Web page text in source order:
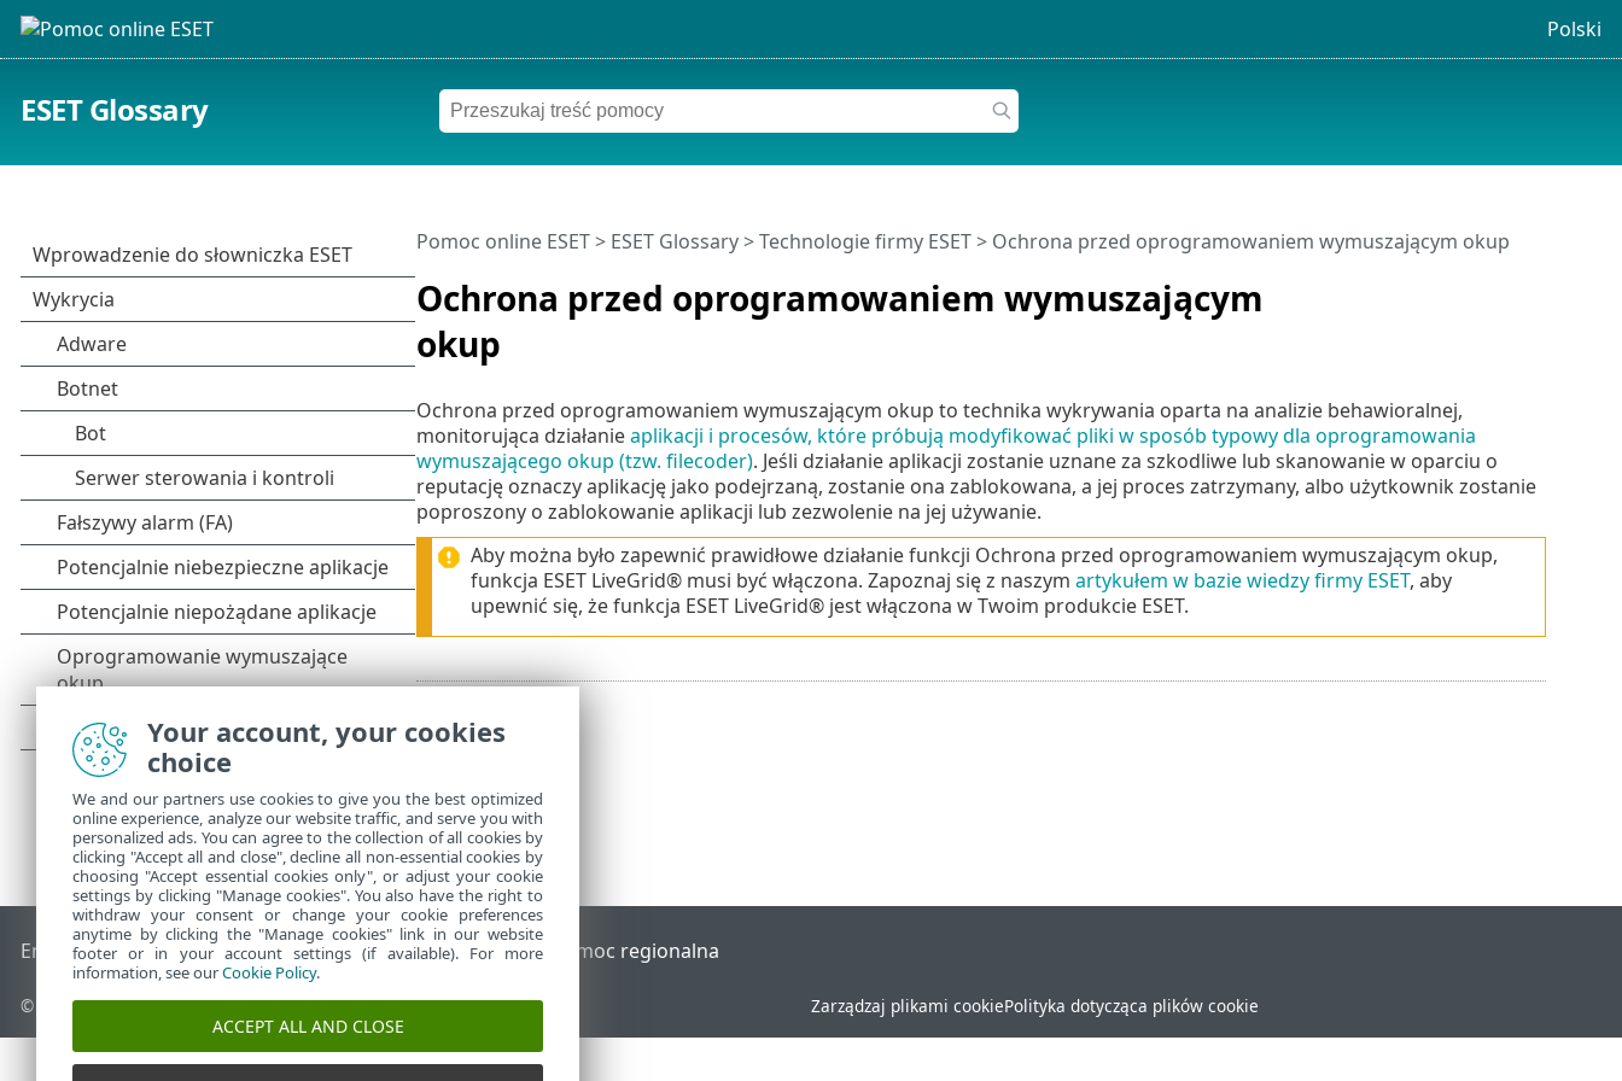
Polski
ESET Glossary
Ochrona przed oprogramowaniem wymuszającym
okup
Pomoc online ESET> ESET Glossary>Technologie firmy ESET > Ochrona przed oprogramowaniem wymuszającym okup
Ochrona przed oprogramowaniem wymuszającym okup to technika wykrywania oparta na analizie behawioralnej,
monitorująca działanieaplikacji i procesów, które próbują modyfikować pliki w sposób typowy dla oprogramowania
wymuszającego okup (tzw. filecoder). Jeśli działanie aplikacji zostanie uznane za szkodliwe lub skanowanie w oparciu o
reputację oznaczy aplikację jako podejrzaną, zostanie ona zablokowana, a jej proces zatrzymany, albo użytkownik zostanie
poproszony o zablokowanie aplikacji lub zezwolenie na jej używanie.
Aby można było zapewnić prawidłowe działanie funkcji Ochrona przed oprogramowaniem wymuszającym okup,
funkcja ESET LiveGrid® musi być włączona. Zapoznaj się z naszym artykułem w bazie wiedzy firmy ESET, aby
upewnić się, że funkcja ESET LiveGrid® jest włączona w Twoim produkcie ESET.
End of Life Baza wiedzy ESETForum ESET ESET Status Portal Pomoc regionalna
© 1992 - 2026 ESET, spol. s r.o. – Wszelkie prawa zastrzeżone. Zarządzaj plikami cookiePolityka dotycząca plików cookie
Your account, your cookies
choice
We and our partners use cookies to give you the best optimized
online experience, analyze our website traffic, and serve you with
personalized ads. You can agree to the collection of all cookies by
clicking "Accept all and close", decline all non-essential cookies by
choosing "Accept essential cookies only", or adjust your cookie
settings by clicking "Manage cookies". You also have the right to
withdraw your consent or change your cookie preferences
anytime by clicking the "Manage cookies" link in our website
footer or in your account settings (if available). For more
information, see ourCookie Policy.
ACCEPT ALL AND CLOSE